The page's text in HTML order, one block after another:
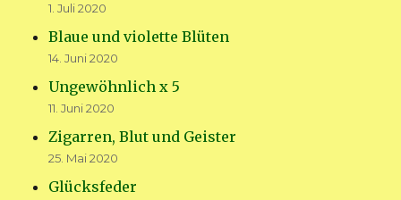
1. Juli 2020
Blaue und violette Blüten
14. Juni 2020
Ungewöhnlich x 5
11. Juni 2020
Zigarren, Blut und Geister
25. Mai 2020
Glücksfeder